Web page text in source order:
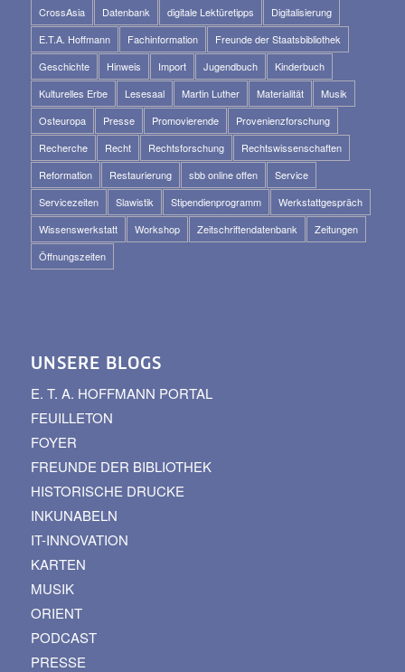
CrossAsia
Datenbank digitale Lektüretipps
Digitalisierung
E.T.A. Hoffmann
Fachinformation
Freunde der Staatsbibliothek
Geschichte
Hinweis Import Jugendbuch
Kinderbuch
Kulturelles Erbe
Lesesaal Martin Luther Materialität
Musik
Osteuropa
Presse Promovierende
Provenienzforschung
Recherche
Recht Rechtsforschung
Rechtswissenschaften
Reformation
Restaurierung sbb online offen
Service
Servicezeiten
Slawistik Stipendienprogramm
Werkstattgespräch
Wissenswerkstatt
Workshop Zeitschriftendatenbank
Zeitungen
Öffnungszeiten
UNSERE BLOGS
E. T. A. HOFFMANN PORTAL
FEUILLETON
FOYER
FREUNDE DER BIBLIOTHEK
HISTORISCHE DRUCKE
INKUNABELN
IT-INNOVATION
KARTEN
MUSIK
ORIENT
PODCAST
PRESSE